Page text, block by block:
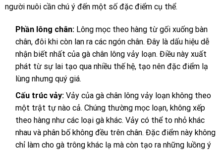
người nuôi cần chú ý đến một số đặc điểm cụ thể.
Phần lông chân:Lông mọc theo hàng từ gối xuống bàn
chân, đôi khi còn lan ra các ngón chân. Đây là dấu hiệu dễ
nhận biết nhất của gà chân lông vảy loạn. Điều này xuất
phát từ sự lai tạo qua nhiều thế hệ, tạo nên đặc điểm lạ
lùng nhưng quý giá.
Cấu trúc vảy:Vảy của gà chân lông vảy loạn không theo
một trật tự nào cả. Chúng thường mọc loạn, không xếp
theo hàng như các loại gà khác. Vảy có thể to nhỏ khác
nhau và phân bố không đều trên chân. Đặc điểm này không
chỉ làm cho gà trông khác lạ mà còn tạo ra những luồng ý